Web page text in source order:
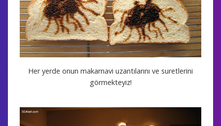
Her yerde onun makarnavi uzantılarını ve suretlerini
görmekteyiz!